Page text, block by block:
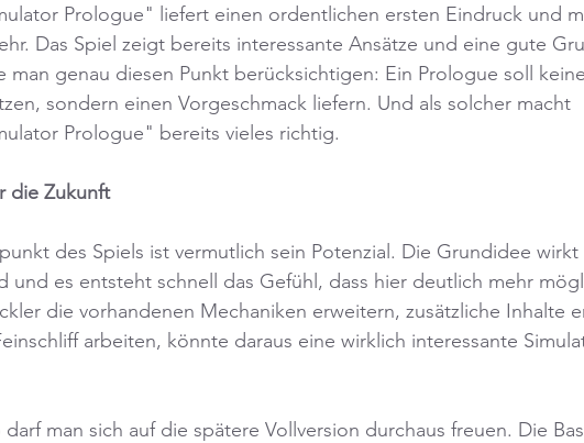
Prologue" liefert einen ordentlichen ersten Eindruck und
Das Spiel zeigt bereits interessante Ansätze und eine gute
man genau diesen Punkt berücksichtigen: Ein Prologue soll
sondern einen Vorgeschmack liefern. Und als solcher macht
Prologue" bereits vieles richtig.
die Zukunft
des Spiels ist vermutlich sein Potenzial. Die Grundidee wirkt
und es entsteht schnell das Gefühl, dass hier deutlich mehr
die vorhandenen Mechaniken erweitern, zusätzliche Inhalte
arbeiten, könnte daraus eine wirklich interessante
man sich auf die spätere Vollversion durchaus freuen. Die